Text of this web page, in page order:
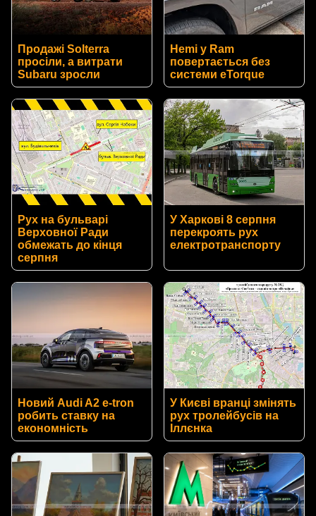
Продажі Solterra
просіли, а витрати
Subaru зросли
Hemi у Ram
повертається без
системи eTorque
Рух на бульварі
Верховної Ради
обмежать до кінця
серпня
У Харкові 8 серпня
перекроять рух
електротранспорту
Новий Audi A2 e-tron
робить ставку на
економність
У Києві вранці змінять
рух тролейбусів на
Іллєнка